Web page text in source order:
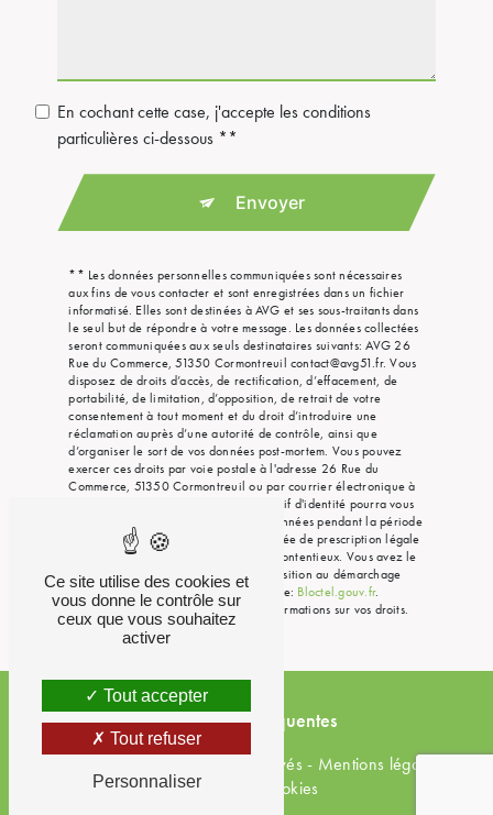
En cochant cette case, j'accepte les conditions
particulières ci-dessous **
Envoyer
** Les données personnelles communiquées sont nécessaires
aux fins de vous contacter et sont enregistrées dans un fichier
informatisé. Elles sont destinées à AVG et ses sous-traitants dans
le seul but de répondre à votre message. Les données collectées
seront communiquées aux seuls destinataires suivants: AVG 26
Rue du Commerce, 51350 Cormontreuil contact@avg51.fr. Vous
disposez de droits d’accès, de rectification, d’effacement, de
portabilité, de limitation, d’opposition, de retrait de votre
consentement à tout moment et du droit d’introduire une
réclamation auprès d’une autorité de contrôle, ainsi que
d’organiser le sort de vos données post-mortem. Vous pouvez
exercer ces droits par voie postale à l'adresse 26 Rue du
Commerce, 51350 Cormontreuil ou par courrier électronique à
l'adresse contact@avg51.fr. Un justificatif d'identité pourra vous
être demandé. Nous conservons vos données pendant la période
de prise de contact puis pendant la durée de prescription légale
aux fins probatoires et de gestion des contentieux. Vous avez le
droit de vous inscrire sur la liste d'opposition au démarchage
téléphonique, disponible à cette adresse: Bloctel.gouv.fr.
Consultez le site cnil.fr pour plus d’informations sur vos droits.
Recherches fréquentes
- 2026 - Tous droits réservés - Mentions légales
Gestion des cookies
Ce site utilise des cookies et
vous donne le contrôle sur
ceux que vous souhaitez
activer
Tout accepter
Tout refuser
Personnaliser